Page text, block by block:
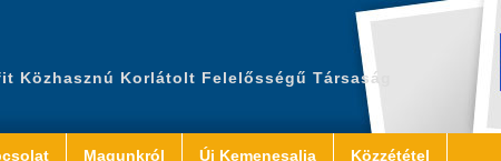
Közhasznú Korlátolt Felelősségű Társaság
Magunkról Új Kemenesalja Közzététel